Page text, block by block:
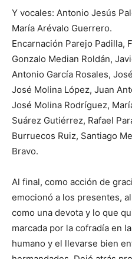
Y vocales: Antonio Jesús
María Arévalo Guerrero.
Encarnación Parejo Padilla,
Gonzalo Median Roldán,
Antonio García Rosales,
José Molina López, Juan
José Molina Rodríguez,
Suárez Gutiérrez, Rafael
Burruecos Ruiz, Santiago
Bravo.
Al final, como acción de
emocionó a los presentes,
como una devota y lo que
marcada por la cofradía en
humano y el llevarse bien